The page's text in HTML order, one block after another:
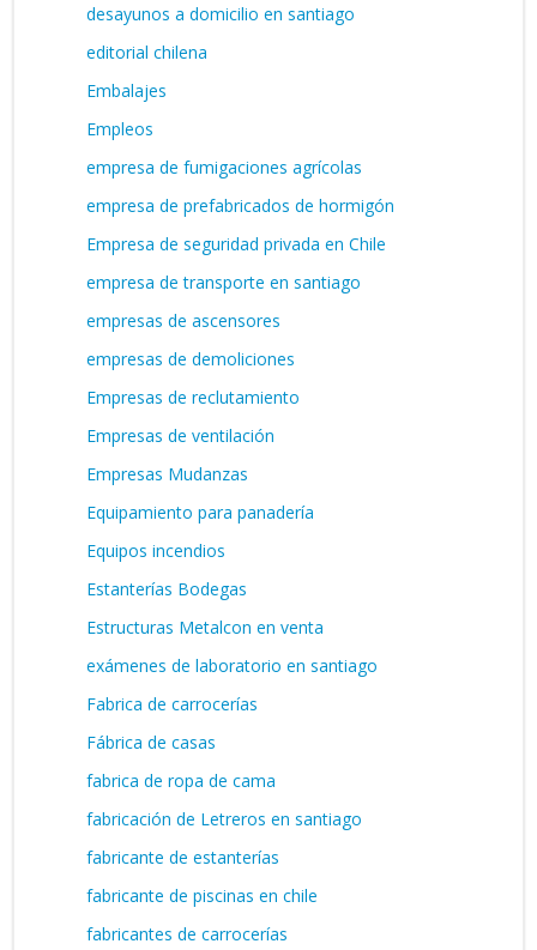
desayunos a domicilio en santiago
editorial chilena
Embalajes
Empleos
empresa de fumigaciones agrícolas
empresa de prefabricados de hormigón
Empresa de seguridad privada en Chile
empresa de transporte en santiago
empresas de ascensores
empresas de demoliciones
Empresas de reclutamiento
Empresas de ventilación
Empresas Mudanzas
Equipamiento para panadería
Equipos incendios
Estanterías Bodegas
Estructuras Metalcon en venta
exámenes de laboratorio en santiago
Fabrica de carrocerías
Fábrica de casas
fabrica de ropa de cama
fabricación de Letreros en santiago
fabricante de estanterías
fabricante de piscinas en chile
fabricantes de carrocerías